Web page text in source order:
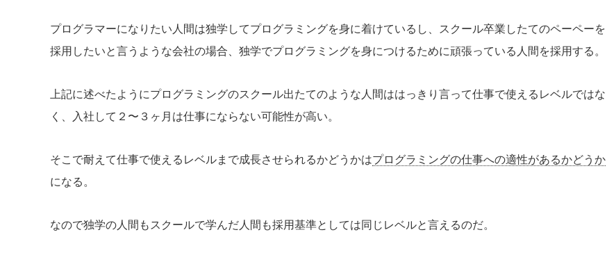
プログラマーになりたい人間は独学してプログラミングを身に着けているし、スクール卒業したてのペーペーを
採用したいと言うような会社の場合、独学でプログラミングを身につけるために頑張っている人間を採用する。
上記に述べたようにプログラミングのスクール出たてのような人間ははっきり言って仕事で使えるレベルではな
く、入社して２〜３ヶ月は仕事にならない可能性が高い。
そこで耐えて仕事で使えるレベルまで成長させられるかどうかはプログラミングの仕事への適性があるかどうか
になる。
なので独学の人間もスクールで学んだ人間も採用基準としては同じレベルと言えるのだ。